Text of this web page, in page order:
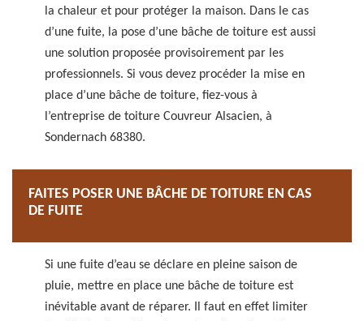
la chaleur et pour protéger la maison. Dans le cas
d’une fuite, la pose d’une bâche de toiture est aussi
une solution proposée provisoirement par les
professionnels. Si vous devez procéder la mise en
place d’une bâche de toiture, fiez-vous à
l’entreprise de toiture Couvreur Alsacien, à
Sondernach 68380.
FAITES POSER UNE BÂCHE DE TOITURE EN CAS
DE FUITE
Si une fuite d’eau se déclare en pleine saison de
pluie, mettre en place une bâche de toiture est
inévitable avant de réparer. Il faut en effet limiter